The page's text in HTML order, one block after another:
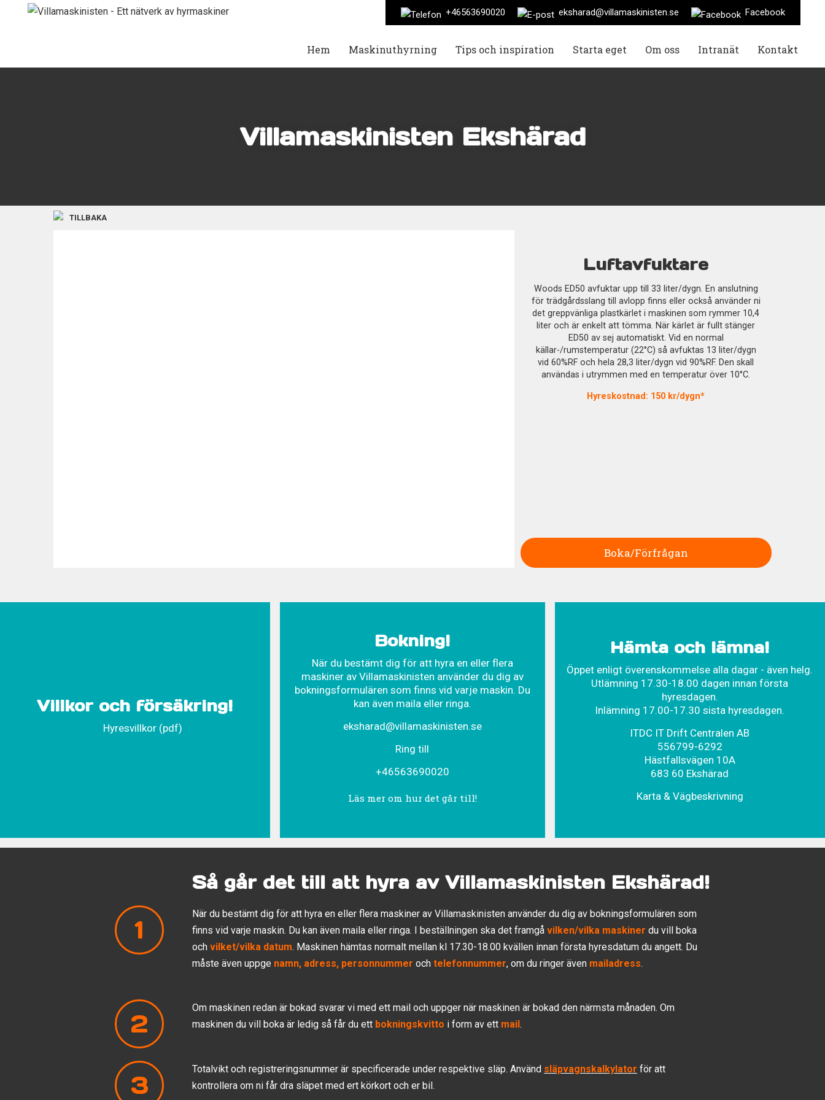
Hem Maskinuthyrning Tips och inspiration Starta eget Om oss Intranät Kontakt
+46563690020 eksharad@villamaskinisten.se Facebook
Villamaskinisten Ekshärad
TILLBAKA
Luftavfuktare
Woods ED50 avfuktar upp till 33 liter/dygn. En anslutning
för trädgårdsslang till avlopp finns eller också använder ni
det greppvänliga plastkärlet i maskinen som rymmer 10,4
liter och är enkelt att tömma. När kärlet är fullt stänger
ED50 av sej automatiskt. Vid en normal
källar-/rumstemperatur (22°C) så avfuktas 13 liter/dygn
vid 60%RF och hela 28,3 liter/dygn vid 90%RF. Den skall
användas i utrymmen med en temperatur över 10°C.
Hyreskostnad: 150 kr/dygn*
Boka/Förfrågan
Villkor och försäkring!
Hyresvillkor (pdf)
Bokning!
När du bestämt dig för att hyra en eller flera
maskiner av Villamaskinisten använder du dig av
bokningsformulären som finns vid varje maskin. Du
kan även maila eller ringa.
eksharad@villamaskinisten.se
Ring till
+46563690020
Läs mer om hur det går till!
Hämta och lämna!
Öppet enligt överenskommelse alla dagar - även helg.
Utlämning 17.30-18.00 dagen innan första
hyresdagen.
Inlämning 17.00-17.30 sista hyresdagen.
ITDC IT Drift Centralen AB
556799-6292
Hästfallsvägen 10A
683 60 Ekshärad
Karta & Vägbeskrivning
Så går det till att hyra av Villamaskinisten Ekshärad!
1
När du bestämt dig för att hyra en eller flera maskiner av Villamaskinisten använder du dig av bokningsformulären som
finns vid varje maskin. Du kan även maila eller ringa. I beställningen ska det framgåvilken/vilka maskiner du vill boka
ochvilket/vilka datum. Maskinen hämtas normalt mellan kl 17.30-18.00 kvällen innan första hyresdatum du angett. Du
måste även uppge namn, adress, personnummer ochtelefonnummer, om du ringer även mailadress.
2
Om maskinen redan är bokad svarar vi med ett mail och uppger när maskinen är bokad den närmsta månaden. Om
maskinen du vill boka är ledig så får du ett bokningskvitto i form av ett mail.
3
Totalvikt och registreringsnummer är specificerade under respektive släp. Använd släpvagnskalkylator för att
kontrollera om ni får dra släpet med ert körkort och er bil.